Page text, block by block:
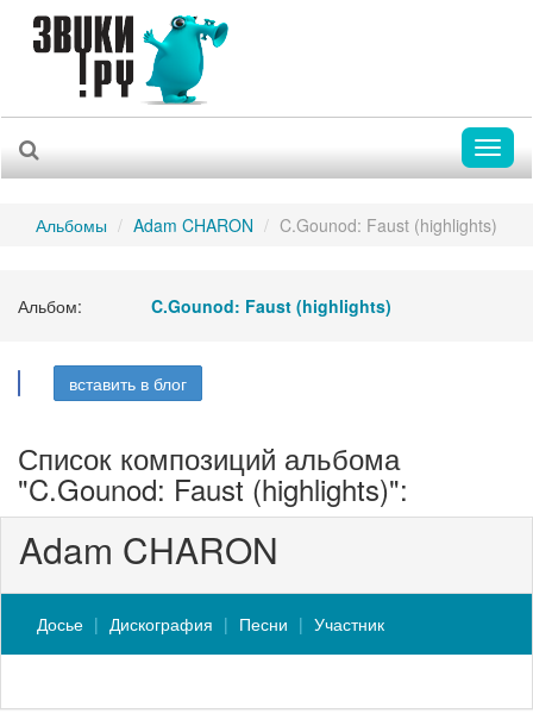
Альбомы Adam CHARON C.Gounod: Faust (highlights)
Альбом: C.Gounod: Faust (highlights)
вставить в блог
Список композиций альбома
"C.Gounod: Faust (highlights)":
Adam CHARON
Досье Дискография Песни Участник